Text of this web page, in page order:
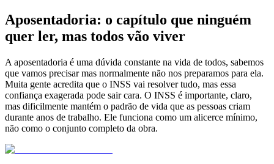
Aposentadoria: o capítulo que ninguém
quer ler, mas todos vão viver
A aposentadoria é uma dúvida constante na vida de todos, sabemos
que vamos precisar mas normalmente não nos preparamos para ela.
Muita gente acredita que o INSS vai resolver tudo, mas essa
confiança exagerada pode sair cara. O INSS é importante, claro,
mas dificilmente mantém o padrão de vida que as pessoas criam
durante anos de trabalho. Ele funciona como um alicerce mínimo,
não como o conjunto completo da obra.